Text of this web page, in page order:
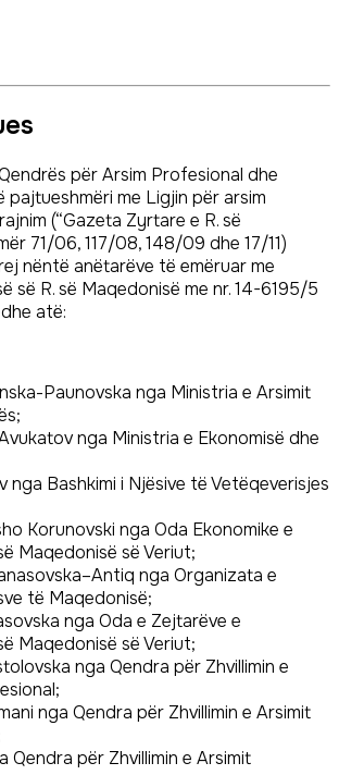
për Arsim Profesional dhe
pajtueshmëri me Ligjin për arsim
(“Gazeta Zyrtare e R. së
71/06, 117/08, 148/09 dhe 17/11)
nëntë anëtarëve të emëruar me
së R. së Maqedonisë me nr. 14-6195/5
atë:
Paunovska nga Ministria e Arsimit
nga Ministria e Ekonomisë dhe
nga Bashkimi i Njësive të Vetëqeverisjes
Korunovski nga Oda Ekonomike e
Maqedonisë së Veriut;
nga Organizata e
të Maqedonisë;
nga Oda e Zejtarëve e
Maqedonisë së Veriut;
nga Qendra për Zhvillimin e
nga Qendra për Zhvillimin e Arsimit
Qendra për Zhvillimin e Arsimit